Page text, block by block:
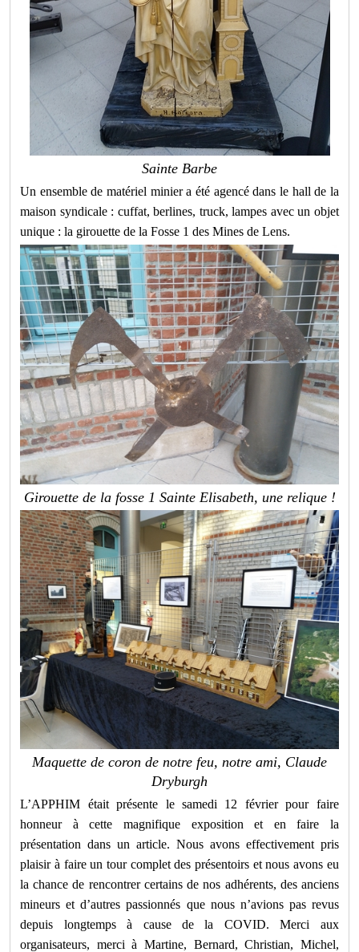
Sainte Barbe
Un ensemble de matériel minier a été agencé dans le hall de la
maison syndicale : cuffat, berlines, truck, lampes avec un objet
unique : la girouette de la Fosse 1 des Mines de Lens.
Girouette de la fosse 1 Sainte Elisabeth, une relique !
Maquette de coron de notre feu, notre ami, Claude
Dryburgh
L’APPHIM était présente le samedi 12 février pour faire
honneur à cette magnifique exposition et en faire la
présentation dans un article. Nous avons effectivement pris
plaisir à faire un tour complet des présentoirs et nous avons eu
la chance de rencontrer certains de nos adhérents, des anciens
mineurs et d’autres passionnés que nous n’avions pas revus
depuis longtemps à cause de la COVID. Merci aux
organisateurs, merci à Martine, Bernard, Christian, Michel,